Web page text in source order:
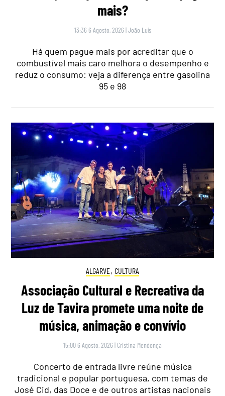
mais?
13:36 6 Agosto, 2026 |João Luís
Há quem pague mais por acreditar que o
combustível mais caro melhora o desempenho e
reduz o consumo: veja a diferença entre gasolina
95 e 98
ALGARVE, CULTURA
Associação Cultural e Recreativa da
Luz de Tavira promete uma noite de
música, animação e convívio
15:00 6 Agosto, 2026 | Cristina Mendonça
Concerto de entrada livre reúne música
tradicional e popular portuguesa, com temas de
José Cid, das Doce e de outros artistas nacionais